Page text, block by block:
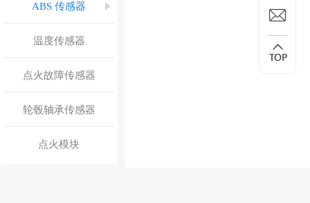
ABS 传感器
温度传感器
点火故障传感器
轮毂轴承传感器
点火模块